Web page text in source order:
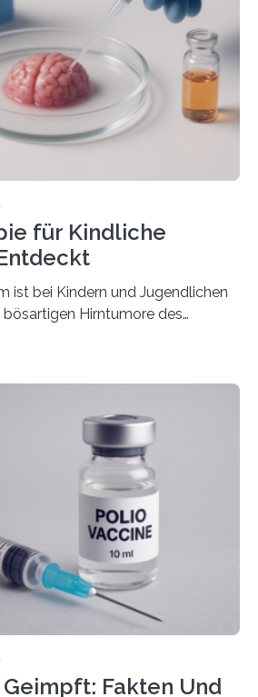
oxidativen Stresses
reduzieren lassen. Würzburg. Die
(HCM) ist die häufigste
Sie führt dazu, dass
verdickt, der Herzmuskel zu
für Kindliche
ist bei Kindern und Jugendlichen
Hirntumore des
heutigen Methoden geheilt
zielgerichtete Therapien, die
angreifen und normales
Forschende um Daniel Merk vom
Hirnforschung am
Tübingen haben eine solche
einer Untergruppe des
Die Wilhelm Sander-
das Projekt…
Fakten Und